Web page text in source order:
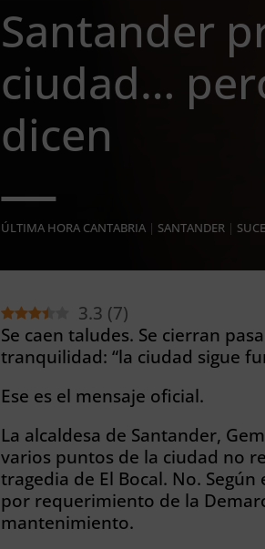
Santander
ciudad…
dicen
ÚLTIMA HORA CANTABRIA | SANTANDER |
3.3 (7)
Se caen taludes. Se cierran
tranquilidad: “la ciudad sigue
Ese es el mensaje oficial.
La alcaldesa de Santander,
varios puntos de la ciudad no
tragedia de El Bocal. No.
por requerimiento de la
mantenimiento.